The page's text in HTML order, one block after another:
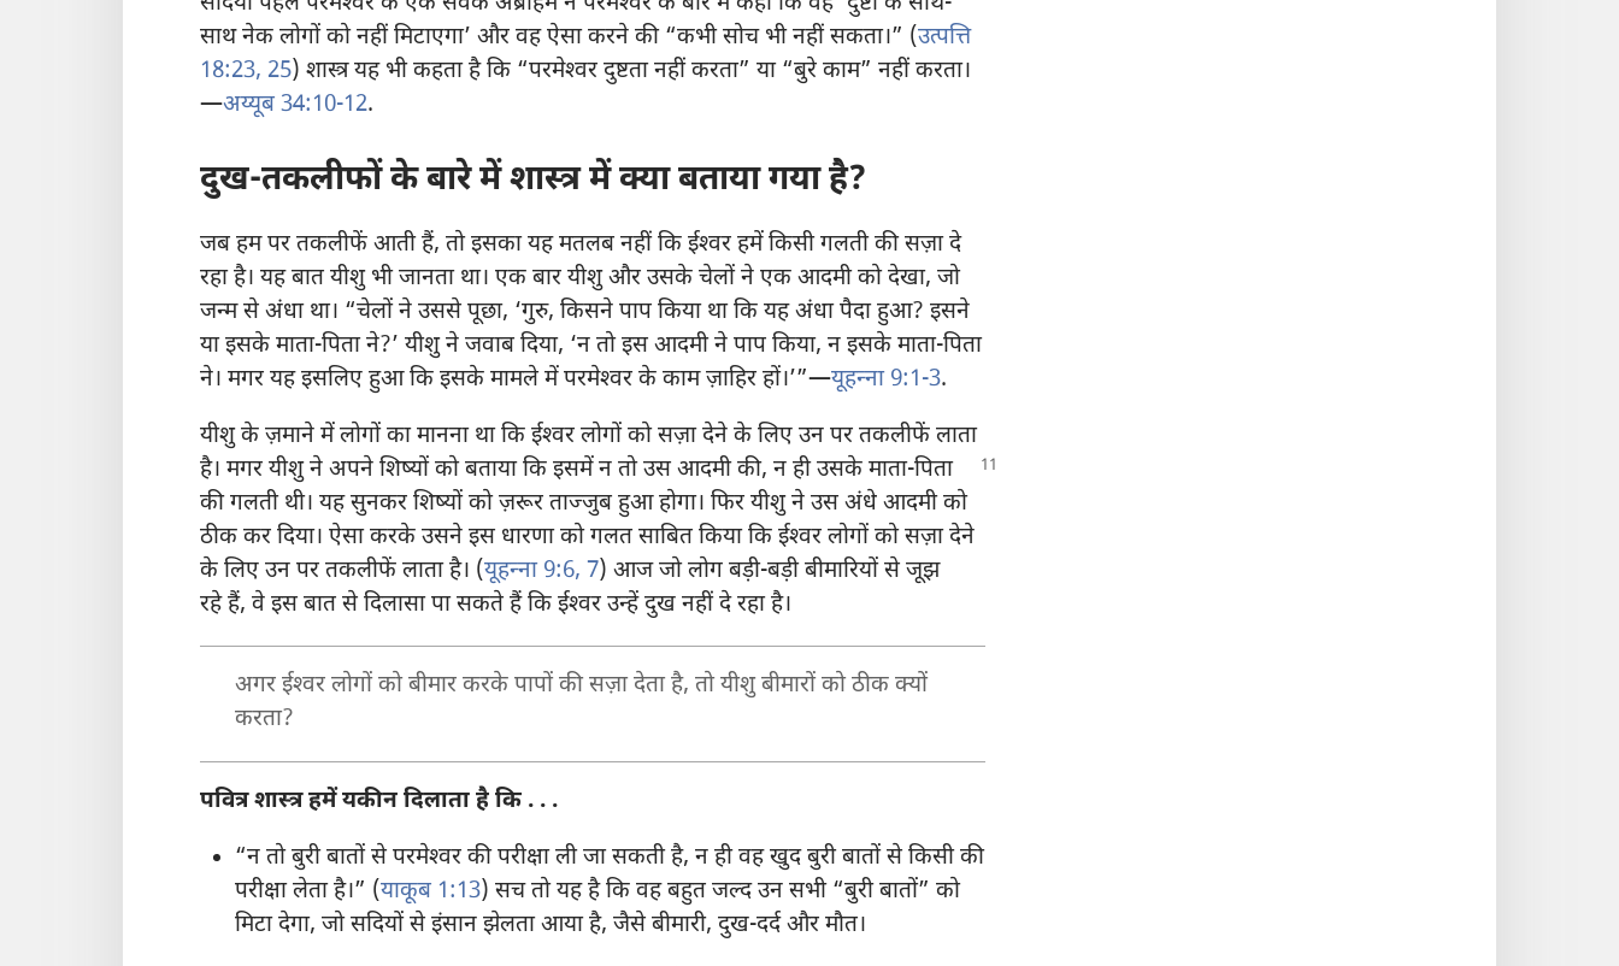
साथ नेक लोगों को नहीं मिटाएगा’ और वह ऐसा करने की “कभी सोच भी नहीं सकता।” (उत्पत्ति
18:23, 25) शास्त्र यह भी कहता है कि “परमेश्‍वर दुष्टता नहीं करता” या “बुरे काम” नहीं करता।​
—अय्यूब 34:10-12.
दुख-तकलीफों के बारे में शास्त्र में क्या बताया गया है?
जब हम पर तकलीफें आती हैं, तो इसका यह मतलब नहीं कि ईश्‍वर हमें किसी गलती की सज़ा दे
रहा है। यह बात यीशु भी जानता था। एक बार यीशु और उसके चेलों ने एक आदमी को देखा, जो
जन्म से अंधा था। “चेलों ने उससे पूछा, ‘गुरु, किसने पाप किया था कि यह अंधा पैदा हुआ? इसने
या इसके माता-पिता ने?’ यीशु ने जवाब दिया, ‘न तो इस आदमी ने पाप किया, न इसके माता-पिता
ने। मगर यह इसलिए हुआ कि इसके मामले में परमेश्‍वर के काम ज़ाहिर हों।’”​—यूहन्‍ना 9:1-3.
यीशु के ज़माने में लोगों का मानना था कि ईश्‍वर लोगों को सज़ा देने के लिए उन पर तकलीफें लाता
है। मगर यीशु ने अपने शिष्यों को बताया कि इसमें न तो उस आदमी की, न हीउसके माता-पिता
की गलती थी। यह सुनकर शिष्यों को ज़रूर ताज्जुब हुआ होगा। फिर यीशु ने उस अंधे आदमी को
ठीक कर दिया। ऐसा करके उसने इस धारणा को गलत साबित किया कि ईश्‍वर लोगों को सज़ा देने
के लिए उन पर तकलीफें लाता है। (यूहन्‍ना 9:6, 7) आज जो लोग बड़ी-बड़ी बीमारियों से जूझ
रहे हैं, वे इस बात से दिलासा पा सकते हैं कि ईश्‍वर उन्हें दुख नहीं दे रहा है।
अगर ईश्‍वर लोगों को बीमार करके पापों की सज़ा देता है, तो यीशु बीमारों को ठीक क्यों
करता?
पवित्र शास्त्र हमें यकीन दिलाता है कि . . .
“न तो बुरी बातों से परमेश्‍वर की परीक्षा ली जा सकती है, न ही वह खुद बुरी बातों से किसी की
परीक्षा लेता है।” (याकूब 1:13) सच तो यह है कि वह बहुत जल्द उन सभी “बुरी बातों” को
मिटा देगा, जो सदियों से इंसान झेलता आया है, जैसे बीमारी, दुख-दर्द और मौत।